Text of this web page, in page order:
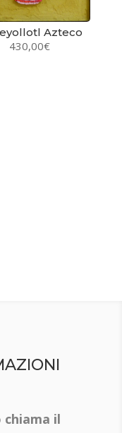
Azteco
430,00€
chiama il